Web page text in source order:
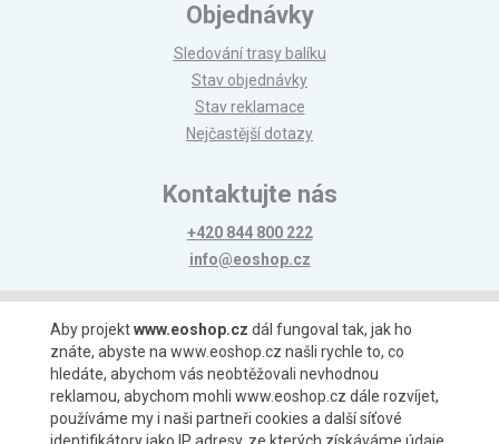
Objednávky
Sledování trasy balíku
Stav objednávky
Stav reklamace
Nejčastější dotazy
Kontaktujte nás
+420 844 800 222
info@eoshop.cz
Možnosti platby
Aby projektwww.eoshop.cz dál fungoval tak, jak ho
znáte, abyste na www.eoshop.cz našli rychle to, co
hledáte, abychom vás neobtěžovali nevhodnou
reklamou, abychom mohli www.eoshop.cz dále rozvíjet,
používáme my i naši partneři cookies a další síťové